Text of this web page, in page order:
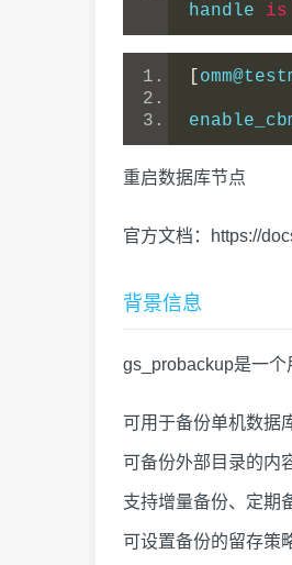
handle is
重启数据库节点
官方文档：https://
背景信息
gs_probackup是一个
可用于备份单机数据
可备份外部目录的内
支持增量备份、定期
可设置备份的留存策